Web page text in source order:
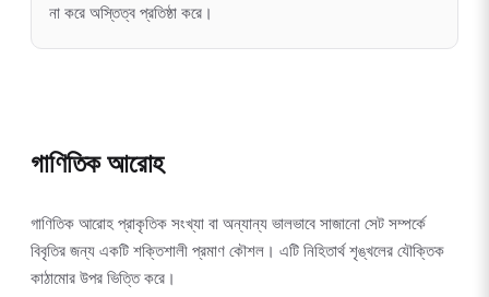
না করে অস্তিত্ব প্রতিষ্ঠা করে।
গাণিতিক আরোহ
গাণিতিক আরোহ প্রাকৃতিক সংখ্যা বা অন্যান্য ভালভাবে সাজানো সেট সম্পর্কে
বিবৃতির জন্য একটি শক্তিশালী প্রমাণ কৌশল। এটি নিহিতার্থ শৃঙ্খলের যৌক্তিক
কাঠামোর উপর ভিত্তি করে।